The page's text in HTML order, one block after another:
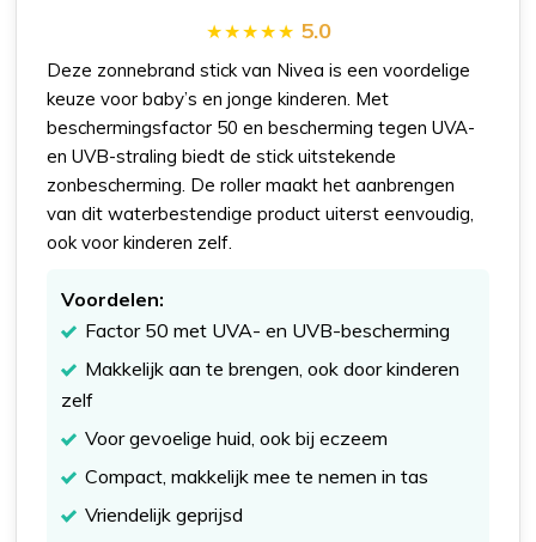
5.0
Deze zonnebrand stick van Nivea is een voordelige
keuze voor baby’s en jonge kinderen. Met
beschermingsfactor 50 en bescherming tegen UVA-
en UVB-straling biedt de stick uitstekende
zonbescherming. De roller maakt het aanbrengen
van dit waterbestendige product uiterst eenvoudig,
ook voor kinderen zelf.
Voordelen:
Factor 50 met UVA- en UVB-bescherming
Makkelijk aan te brengen, ook door kinderen
zelf
Voor gevoelige huid, ook bij eczeem
Compact, makkelijk mee te nemen in tas
Vriendelijk geprijsd